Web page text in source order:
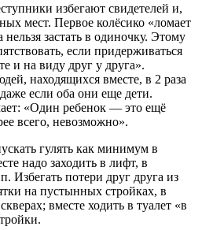
избегают свидетелей и,
мест. Первое колёсико «ломает
застать в одиночку. Этому
если придерживаться
и на виду друг у друга».
находящихся вместе, в 2 раза
если оба они еще дети.
«Один ребенок — это ещё
всего, невозможно».
гулять как минимум в
надо заходить в лифт, в
Избегать потери друг друга из
на пустынных стройках, в
вместе ходить в туалет «в